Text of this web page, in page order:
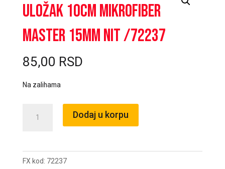
Uložak 10cm Mikrofiber
Master 15mm Nit /72237
85,00 RSD
Na zalihama
Master
15mm
Dodaj u korpu
FX kod: 72237